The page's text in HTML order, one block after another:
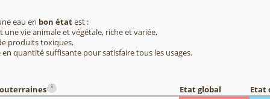
eau en bon étatest :
une vie animale et végétale, riche et variée,
produits toxiques,
quantité suffisante pour satisfaire tous les usages.
i Etat global
Etat